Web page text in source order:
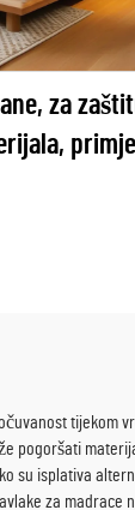
za
tijekom
pogoršati
su isplativa
za